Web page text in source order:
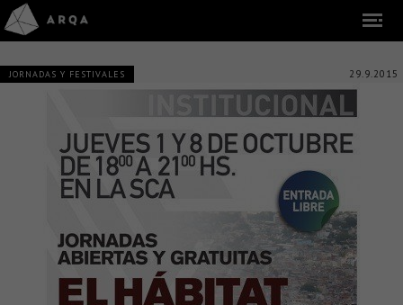
JORNADAS Y FESTIVALES 29.9.2015